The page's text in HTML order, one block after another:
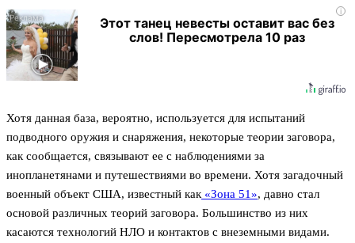
i
Этот танец невесты оставит вас без
слов! Пересмотрела 10 раз
Хотя данная база, вероятно, используется для испытаний
подводного оружия и снаряжения, некоторые теории заговора,
как сообщается, связывают ее с наблюдениями за
инопланетянами и путешествиями во времени. Хотя загадочный
военный объект США, известный как «Зона 51», давно стал
основой различных теорий заговора. Большинство из них
касаются технологий НЛО и контактов с внеземными видами.